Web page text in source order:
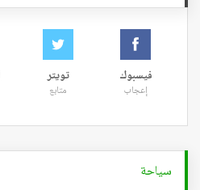
فيسبوك
إعجاب
تويتر
متابع
سياحة